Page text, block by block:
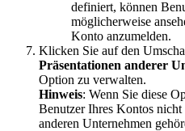
definiert, können
möglicherweise
Konto anzumelden.
Klicken Sie auf den
Präsentationen anderer
Option zu verwalten.
Hinweis: Wenn Sie diese
Benutzer Ihres Kontos
anderen Unternehmen